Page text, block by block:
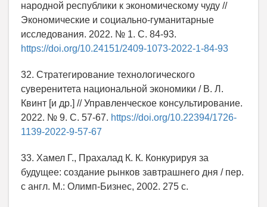
народной республики к экономическому чуду //
Экономические и социально-гуманитарные
исследования. 2022. № 1. С. 84-93.
https://doi.org/10.24151/2409-1073-2022-1-84-93
32. Стратегирование технологического
суверенитета национальной экономики / В. Л.
Квинт [и др.] // Управленческое консультирование.
2022. № 9. С. 57-67. https://doi.org/10.22394/1726-
1139-2022-9-57-67
33. Хамел Г., Прахалад К. К. Конкурируя за
будущее: создание рынков завтрашнего дня / пер.
с англ. М.: Олимп-Бизнес, 2002. 275 с.